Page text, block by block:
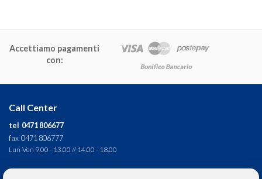
Accettiamo pagamenti
con:
Call Center
tel 0471 806677
fax 0471 806777
Lun-Ven 9.00 - 13.00 // 14.00 - 18.00